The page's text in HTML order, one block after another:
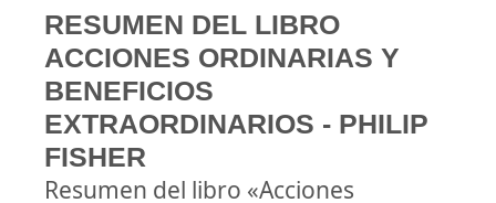
RESUMEN DEL LIBRO
ACCIONES ORDINARIAS Y
BENEFICIOS
EXTRAORDINARIOS - PHILIP
FISHER
Resumen del libro «Acciones